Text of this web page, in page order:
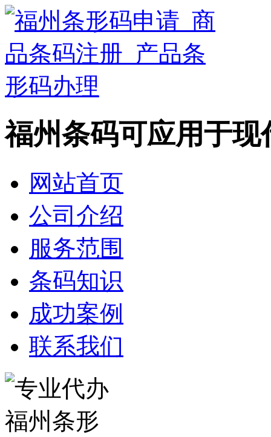
福州条码可应用于现
网站首页
公司介绍
服务范围
条码知识
成功案例
联系我们